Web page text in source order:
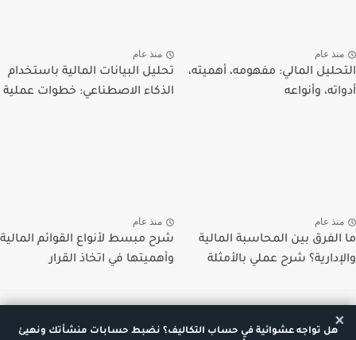
منذ عام
التحليل المالي: مفهومه، أهميته،
أدواته، وأنواعه
منذ عام
تحليل البيانات المالية باستخدام
الذكاء الاصطناعي: خطوات عملية
منذ عام
ما الفرق بين المحاسبة المالية
والإدارية؟ شرح عملي بالأمثلة
منذ عام
شرح مبسط لأنواع القوائم المالية
وأهميتها في اتخاذ القرار
×
هل تواجه عشوائية في حساب التكاليف؟ نضبط حسابات منشأتك ونهيئ